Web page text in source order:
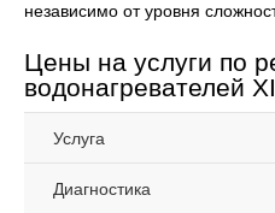
независимо от уровня
Цены на услуги по
водонагревателей
Услуга
Диагностика